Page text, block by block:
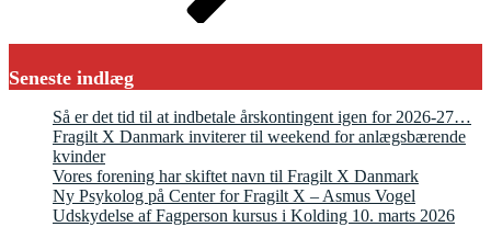
Seneste indlæg
Så er det tid til at indbetale årskontingent igen for 2026-27…
Fragilt X Danmark inviterer til weekend for anlægsbærende
kvinder
Vores forening har skiftet navn til Fragilt X Danmark
Ny Psykolog på Center for Fragilt X – Asmus Vogel
Udskydelse af Fagperson kursus i Kolding 10. marts 2026